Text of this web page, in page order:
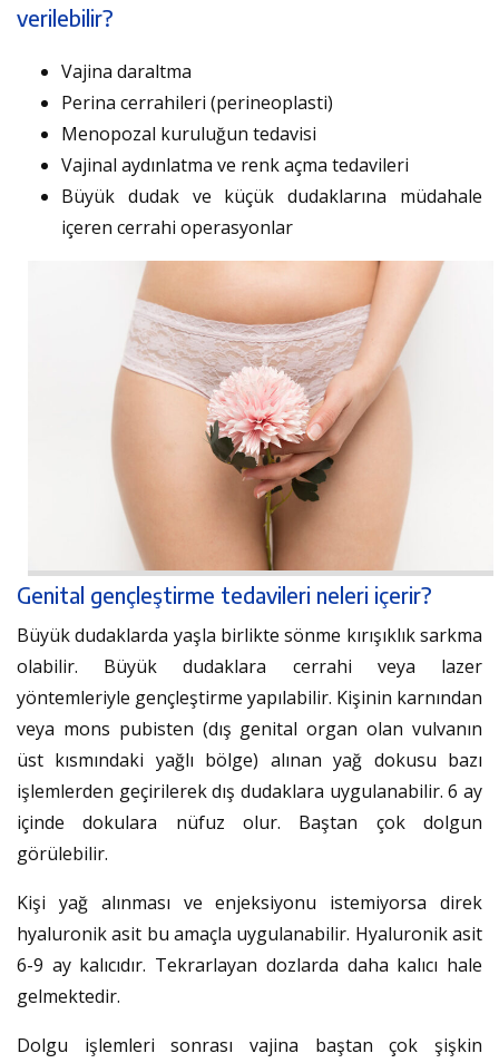
verilebilir?
Vajina daraltma
Perina cerrahileri (perineoplasti)
Menopozal kuruluğun tedavisi
Vajinal aydınlatma ve renk açma tedavileri
Büyük dudak ve küçük dudaklarına müdahale
içeren cerrahi operasyonlar
Genital gençleştirme tedavileri neleri içerir?
Büyük dudaklarda yaşla birlikte sönme kırışıklık sarkma
olabilir. Büyük dudaklara cerrahi veya lazer
yöntemleriyle gençleştirme yapılabilir. Kişinin karnından
veya mons pubisten (dış genital organ olan vulvanın
üst kısmındaki yağlı bölge) alınan yağ dokusu bazı
işlemlerden geçirilerek dış dudaklara uygulanabilir. 6 ay
içinde dokulara nüfuz olur. Baştan çok dolgun
görülebilir.
Kişi yağ alınması ve enjeksiyonu istemiyorsa direk
hyaluronik asit bu amaçla uygulanabilir. Hyaluronik asit
6-9 ay kalıcıdır. Tekrarlayan dozlarda daha kalıcı hale
gelmektedir.
Dolgu işlemleri sonrası vajina baştan çok şişkin